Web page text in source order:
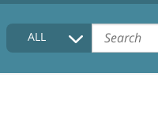
HOME
COLLECTIONS DESCRIPTION
ALL